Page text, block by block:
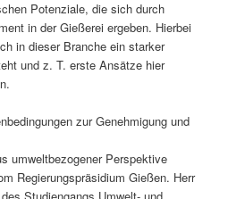
Potenziale, die sich durch
in der Gießerei ergeben. Hierbei
in dieser Branche ein starker
und z. T. erste Ansätze hier
zur Genehmigung und
umweltbezogener Perspektive
Regierungspräsidium Gießen. Herr